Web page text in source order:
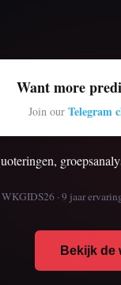
Want more
Join our Telegram
· 9 jaar
Bekijk de